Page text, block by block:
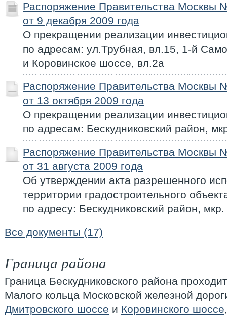
Распоряжение Правительства Москвы
от 9 декабря 2009 года
О прекращении реализации
по адресам: ул.Трубная, вл.15, 1-й
и Коровинское шоссе, вл.2а
Распоряжение Правительства Москвы
от 13 октября 2009 года
О прекращении реализации
по адресам: Бескудниковский район,
Распоряжение Правительства Москвы
от 31 августа 2009 года
Об утверждении акта разрешенного
территории градостроительного
по адресу: Бескудниковский район,
Все документы (17)
Граница района
Граница Бескудниковского района
Малого кольца Московской железной
Дмитровского шоссе и Коровинского шоссе